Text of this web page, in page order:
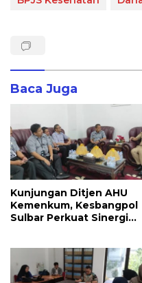
Baca Juga
Kunjungan Ditjen AHU
Kemenkum, Kesbangpol
Sulbar Perkuat Sinergi